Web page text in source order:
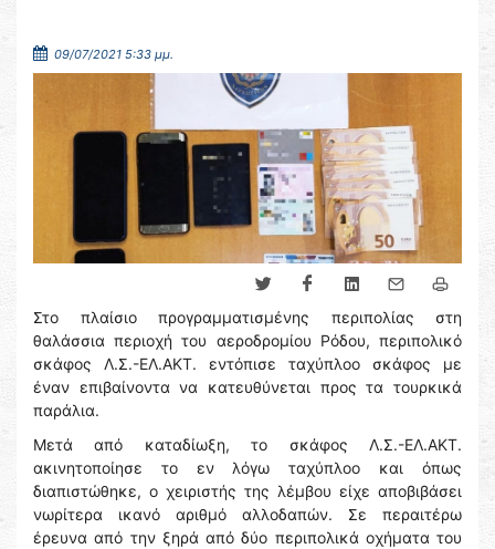
09/07/2021 5:33 μμ.
Στο πλαίσιο προγραμματισμένης περιπολίας στη
θαλάσσια περιοχή του αεροδρομίου Ρόδου, περιπολικό
σκάφος Λ.Σ.-ΕΛ.ΑΚΤ. εντόπισε ταχύπλοο σκάφος με
έναν επιβαίνοντα να κατευθύνεται προς τα τουρκικά
παράλια.
Μετά από καταδίωξη, το σκάφος Λ.Σ.-ΕΛ.ΑΚΤ.
ακινητοποίησε το εν λόγω ταχύπλοο και όπως
διαπιστώθηκε, ο χειριστής της λέμβου είχε αποβιβάσει
νωρίτερα ικανό αριθμό αλλοδαπών. Σε περαιτέρω
έρευνα από την ξηρά από δύο περιπολικά οχήματα του